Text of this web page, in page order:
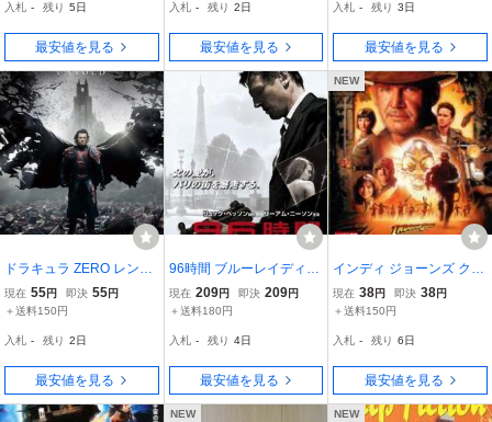
入札 - 残り 5日
最安値を見る
入札 - 残り 2日
最安値を見る
入札 - 残り 3日
最安値を見る
ドラキュラ ZERO レンタ
ル落ち 中古 DVD
現在 55円 即決 55円
＋送料150円
入札 - 残り 2日
最安値を見る
96時間 ブルーレイディス
ク レンタル落ち 中古 ブ
ルーレイ
現在 209円 即決 209円
＋送料180円
入札 - 残り 4日
最安値を見る
NEW
インディ ジョーンズ クリ
スタル スカルの王国 レン
タル落ち 中古 DVD
現在 38円 即決 38円
＋送料150円
入札 - 残り 6日
最安値を見る
NEW NEW